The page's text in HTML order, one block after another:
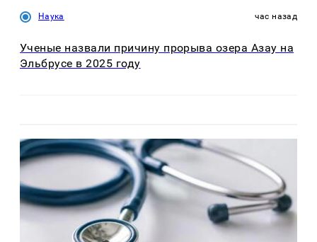
Наука час назад
Ученые назвали причину прорыва озера Азау на
Эльбрусе в 2025 году